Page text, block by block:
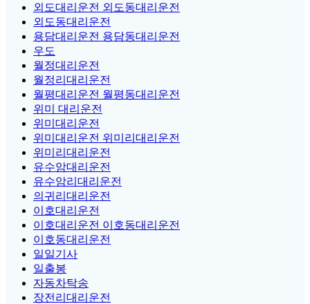
외도대리운전 외도동대리운전
외도동대리운전
용담대리운전 용담동대리운전
우도
월정대리운전
월정리대리운전
월평대리운전 월평동대리운전
위미 대리운전
위미대리운전
위미대리운전 위미리대리운전
위미리대리운전
유수암대리운전
유수암리대리운전
의귀리대리운전
이호대리운전
이호대리운전 이호동대리운전
이호동대리운전
일일기사
일출봉
자동차탁송
장전리대리운전